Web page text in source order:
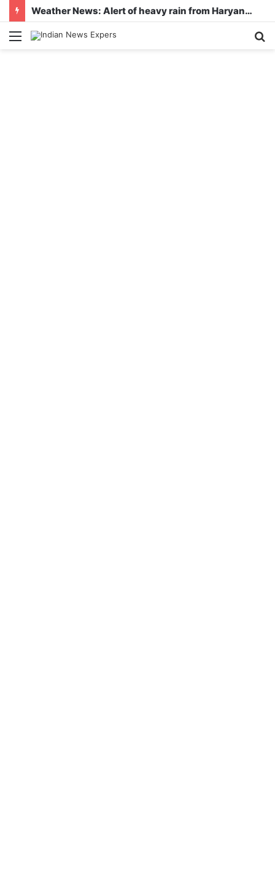
Weather News: Alert of heavy rain from Haryana-Gujarat to Odisha, monsoon is active in many states
Menu